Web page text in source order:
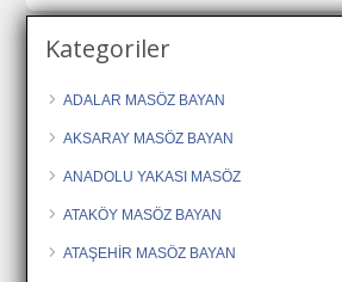
Kategoriler
ADALAR MASÖZ BAYAN
AKSARAY MASÖZ BAYAN
ANADOLU YAKASI MASÖZ
ATAKÖY MASÖZ BAYAN
ATAŞEHİR MASÖZ BAYAN